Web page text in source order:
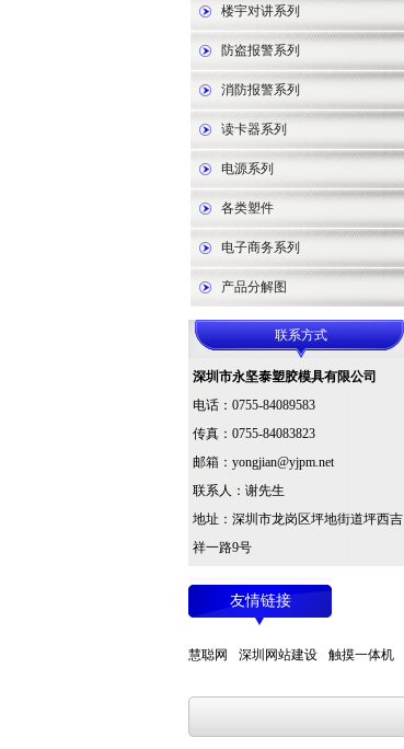
楼宇对讲系列
防盗报警系列
消防报警系列
读卡器系列
电源系列
各类塑件
电子商务系列
产品分解图
联系方式
深圳市永坚泰塑胶模具有限公司
电话：0755-84089583
传真：0755-84083823
邮箱：yongjian@yjpm.net
联系人：谢先生
地址：深圳市龙岗区坪地街道坪西吉
祥一路9号
友情链接
慧聪网 深圳网站建设 触摸一体机